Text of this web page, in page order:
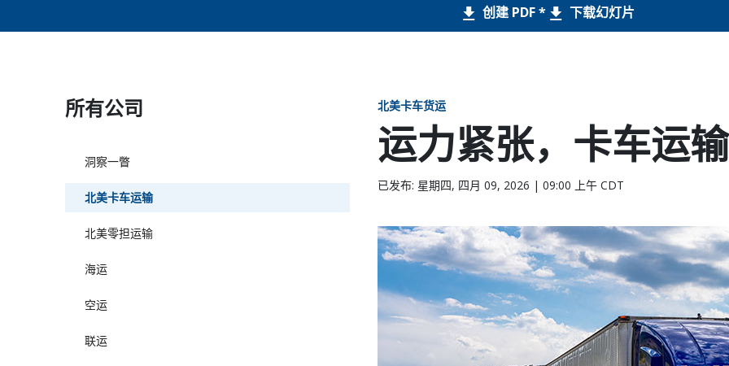
创建 PDF * 下载幻灯片
所有公司
洞察一瞥
北美卡车运输
北美零担运输
海运
空运
联运
北美卡车货运
运力紧张，卡车运
已发布: 星期四, 四月 09, 2026 | 09:00 上午 CDT